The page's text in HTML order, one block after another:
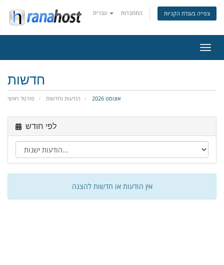
התחברות צפייה בעגלת הקניות
ניווט
חדשות
פורטל ראשי הודעות וחדשות אוגוסט 2026
לפי חודש
אין הודעות או חדשות להצגה